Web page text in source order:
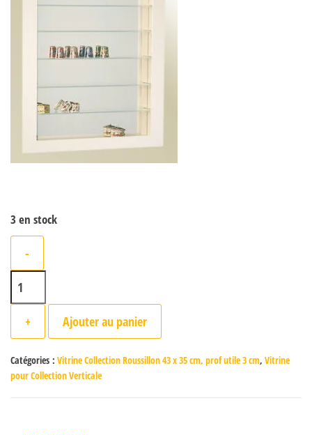
3 en stock
-
quantité de Vitrine Roussillon Blanche
+ Ajouter au panier
Catégories : Vitrine Collection Roussillon 43 x 35 cm, prof utile 3 cm, Vitrine
pour Collection Verticale